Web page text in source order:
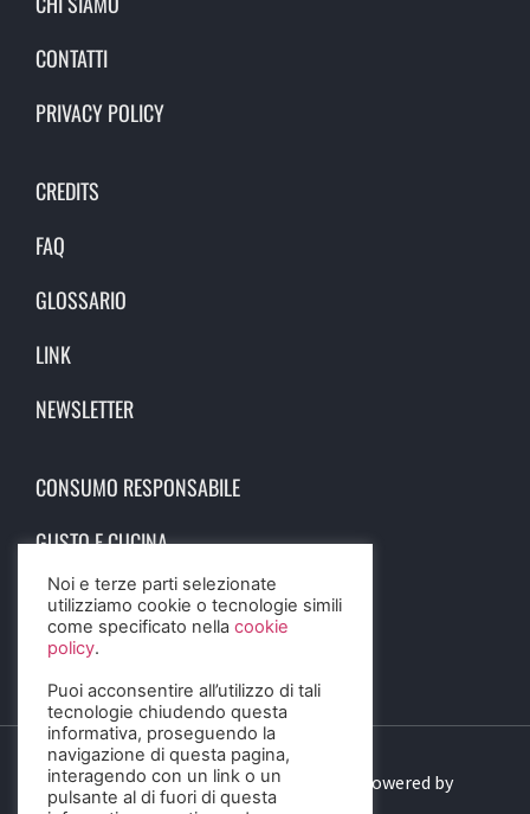
CONTATTI
PRIVACY POLICY
CREDITS
FAQ
GLOSSARIO
LINK
NEWSLETTER
CONSUMO RESPONSABILE
GUSTO E CUCINA
SCIENZA E SALUTE
STORIA E CULTURA
© 2023 Birra Informa. All Rights Reserved. Powered by
Noi e terze parti selezionate
utilizziamo cookie o tecnologie simili
come specificato nella cookie
policy.
Puoi acconsentire all’utilizzo di tali
tecnologie chiudendo questa
informativa, proseguendo la
navigazione di questa pagina,
interagendo con un link o un
pulsante al di fuori di questa